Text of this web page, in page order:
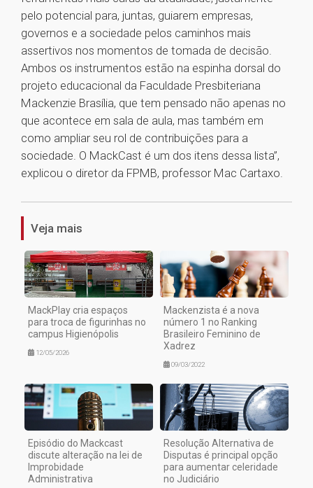
pelo potencial para, juntas, guiarem empresas,
governos e a sociedade pelos caminhos mais
assertivos nos momentos de tomada de decisão.
Ambos os instrumentos estão na espinha dorsal do
projeto educacional da Faculdade Presbiteriana
Mackenzie Brasília, que tem pensado não apenas no
que acontece em sala de aula, mas também em
como ampliar seu rol de contribuições para a
sociedade. O MackCast é um dos itens dessa lista”,
explicou o diretor da FPMB, professor Mac Cartaxo.
1
Veja mais
MackPlay cria espaços
para troca de figurinhas no
campus Higienópolis
12/05/2026
Mackenzista é a nova
número 1 no Ranking
Brasileiro Feminino de
Xadrez
09/03/2022
Episódio do Mackcast
discute alteração na lei de
Improbidade
Administrativa
Resolução Alternativa de
Disputas é principal opção
para aumentar celeridade
no Judiciário